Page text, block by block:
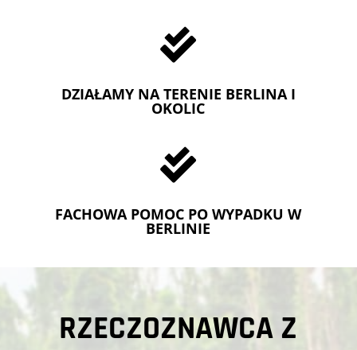

DZIAŁAMY NA TERENIE BERLINA I
OKOLIC

FACHOWA POMOC PO WYPADKU W
BERLINIE
RZECZOZNAWCA Z